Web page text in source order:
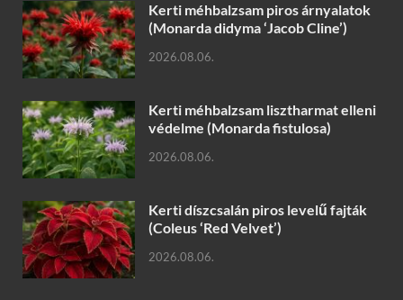
Kerti méhbalzsam piros árnyalatok
(Monarda didyma ‘Jacob Cline’)
2026.08.06.
Kerti méhbalzsam lisztharmat elleni
védelme (Monarda fistulosa)
2026.08.06.
Kerti díszcsalán piros levelű fajták
(Coleus ‘Red Velvet’)
2026.08.06.